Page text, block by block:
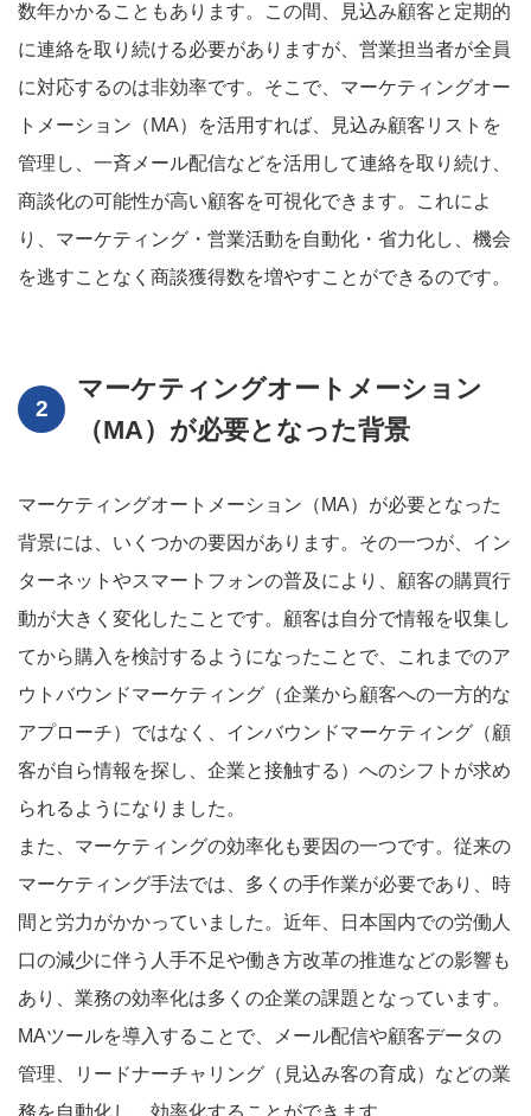
数年かかることもあります。この間、見込み顧客と定期的
に連絡を取り続ける必要がありますが、営業担当者が全員
に対応するのは非効率です。そこで、マーケティングオー
トメーション（MA）を活用すれば、見込み顧客リストを
管理し、一斉メール配信などを活用して連絡を取り続け、
商談化の可能性が高い顧客を可視化できます。これによ
り、マーケティング・営業活動を自動化・省力化し、機会
を逃すことなく商談獲得数を増やすことができるのです。
マーケティングオートメーション
（MA）が必要となった背景
マーケティングオートメーション（MA）が必要となった
背景には、いくつかの要因があります。その一つが、イン
ターネットやスマートフォンの普及により、顧客の購買行
動が大きく変化したことです。顧客は自分で情報を収集し
てから購入を検討するようになったことで、これまでのア
ウトバウンドマーケティング（企業から顧客への一方的な
アプローチ）ではなく、インバウンドマーケティング（顧
客が自ら情報を探し、企業と接触する）へのシフトが求め
られるようになりました。
また、マーケティングの効率化も要因の一つです。従来の
マーケティング手法では、多くの手作業が必要であり、時
間と労力がかかっていました。近年、日本国内での労働人
口の減少に伴う人手不足や働き方改革の推進などの影響も
あり、業務の効率化は多くの企業の課題となっています。
MAツールを導入することで、メール配信や顧客データの
管理、リードナーチャリング（見込み客の育成）などの業
務を自動化し、効率化することができます。